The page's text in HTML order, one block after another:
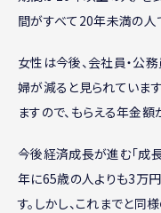
間がすべて20年未満の人
女性は今後、会社員・公
婦が減ると見られていま
ますので、もらえる年金額
今後経済成長が進む「成
年に65歳の人よりも3万
す。しかし、これまでと